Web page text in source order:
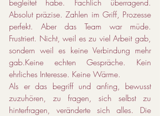
begleitet habe. Fachlich überragend.
Absolut präzise. Zahlen im Griff, Prozesse
perfekt. Aber das Team war müde.
Frustriert. Nicht, weil es zu viel Arbeit gab,
sondern weil es keine Verbindung mehr
gab.Keine echten Gespräche. Kein
ehrliches Interesse. Keine Wärme.
Als er das begriff und anfing, bewusst
zuzuhören, zu fragen, sich selbst zu
hinterfragen, veränderte sich alles. Die